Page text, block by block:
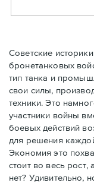
Советские
бронетанковых
тип танка и
свои силы,
техники. Это
участники войны
боевых действий
для решения
Экономия это
стоит во весь
нет? Удивительно,